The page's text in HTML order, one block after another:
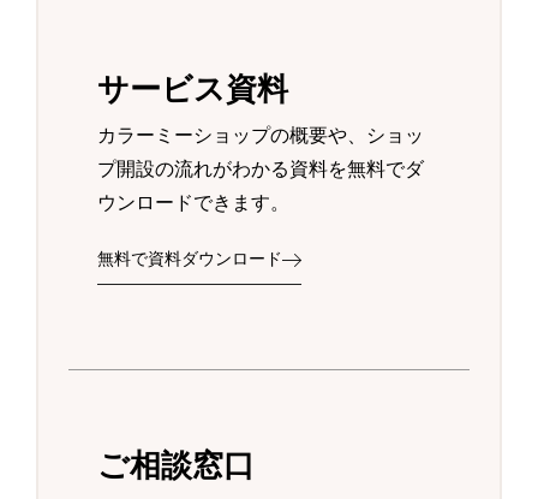
サービス資料
カラーミーショップの概要や、ショッ
プ開設の流れがわかる資料を無料でダ
ウンロードできます。
無料で資料ダウンロード
ご相談窓口